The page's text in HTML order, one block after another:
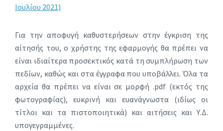
Ιουλίου 2021)
Για την αποφυγή καθυστερήσεων στην έγκριση της
αίτησής του, ο χρήστης της εφαρμογής θα πρέπει να
είναι ιδιαίτερα προσεκτικός κατά τη συμπλήρωση των
πεδίων, καθώς και στα έγγραφα που υποβάλλει. Όλα τα
αρχεία θα πρέπει να είναι σε μορφή .pdf (εκτός της
φωτογραφίας), ευκρινή και ευανάγνωστα (ιδίως οι
τίτλοι και τα πιστοποιητικά) και αιτήσεις και Υ.Δ.
υπογεγραμμένες.